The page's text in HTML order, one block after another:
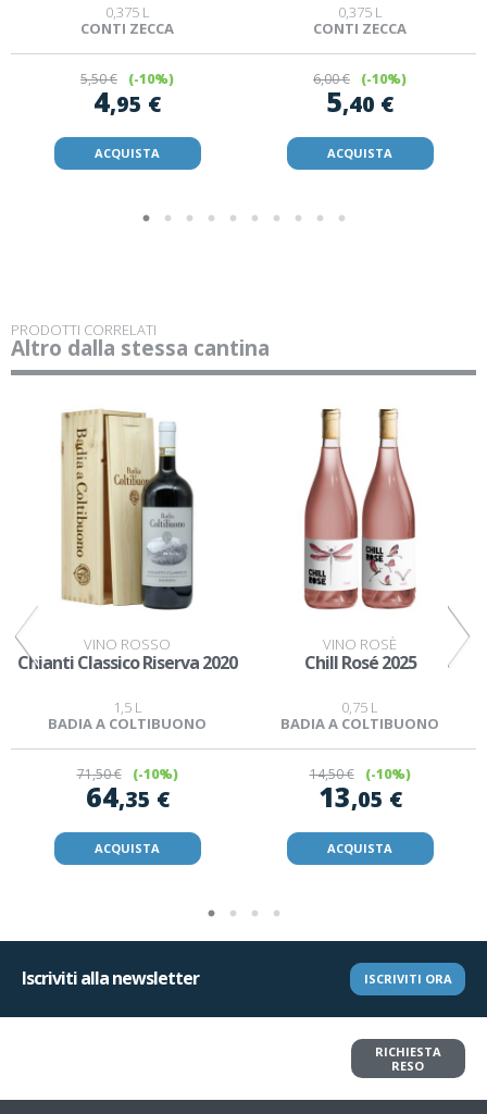
0,375 L
CONTI ZECCA
5,50 € (-10%)
4,95 €
ACQUISTA
0,375 L
CONTI ZECCA
6,00 € (-10%)
5,40 €
ACQUISTA
PRODOTTI CORRELATI
Altro dalla stessa cantina
VINO ROSSO
Chianti Classico Riserva 2020
1,5 L
BADIA A COLTIBUONO
71,50 € (-10%)
64,35 €
ACQUISTA
VINO ROSÈ
Chill Rosé 2025
0,75 L
BADIA A COLTIBUONO
14,50 € (-10%)
13,05 €
ACQUISTA
Iscriviti alla newsletter ISCRIVITI ORA
RICHIESTA
RESO